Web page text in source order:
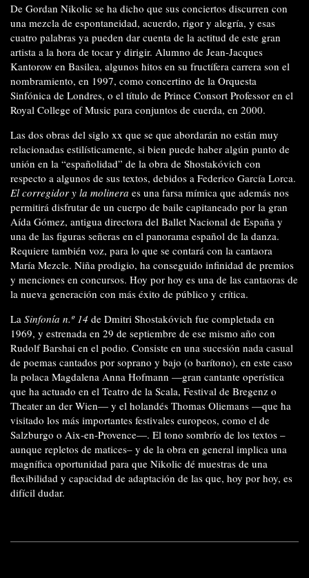
De Gordan Nikolic se ha dicho que sus conciertos discurren con
una mezcla de espontaneidad, acuerdo, rigor y alegría, y esas
cuatro palabras ya pueden dar cuenta de la actitud de este gran
artista a la hora de tocar y dirigir. Alumno de Jean-Jacques
Kantorow en Basilea, algunos hitos en su fructífera carrera son el
nombramiento, en 1997, como concertino de la Orquesta
Sinfónica de Londres, o el título de Prince Consort Professor en el
Royal College of Music para conjuntos de cuerda, en 2000.
Las dos obras del siglo xx que se que abordarán no están muy
relacionadas estilísticamente, si bien puede haber algún punto de
unión en la “españolidad” de la obra de Shostakóvich con
respecto a algunos de sus textos, debidos a Federico García Lorca.
El corregidor y la molinera es una farsa mímica que además nos
permitirá disfrutar de un cuerpo de baile capitaneado por la gran
Aída Gómez, antigua directora del Ballet Nacional de España y
una de las figuras señeras en el panorama español de la danza.
Requiere también voz, para lo que se contará con la cantaora
María Mezcle. Niña prodigio, ha conseguido infinidad de premios
y menciones en concursos. Hoy por hoy es una de las cantaoras de
la nueva generación con más éxito de público y crítica.
La Sinfonía n.º 14 de Dmitri Shostakóvich fue completada en
1969, y estrenada en 29 de septiembre de ese mismo año con
Rudolf Barshai en el podio. Consiste en una sucesión nada casual
de poemas cantados por soprano y bajo (o barítono), en este caso
la polaca Magdalena Anna Hofmann —gran cantante operística
que ha actuado en el Teatro de la Scala, Festival de Bregenz o
Theater an der Wien— y el holandés Thomas Oliemans —que ha
visitado los más importantes festivales europeos, como el de
Salzburgo o Aix-en-Provence—. El tono sombrío de los textos –
aunque repletos de matices– y de la obra en general implica una
magnífica oportunidad para que Nikolic dé muestras de una
flexibilidad y capacidad de adaptación de las que, hoy por hoy, es
difícil dudar.